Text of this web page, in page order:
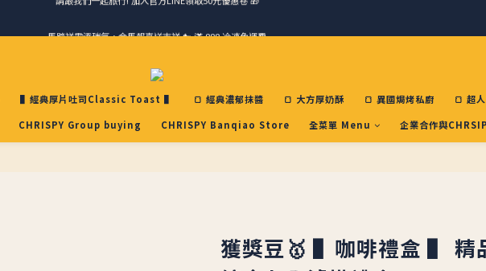
▌經典厚片吐司Classic Toast ▌ 🍞 經典濃郁抹醬 🍞 大方厚奶酥 🍞 異國焗烤私廚 🍞 超
CHRISPY Group buying CHRISPY Banqiao Store 全菜單 Menu 企業合作與
獲獎豆🥇 ▌咖啡禮盒 ▌ 精